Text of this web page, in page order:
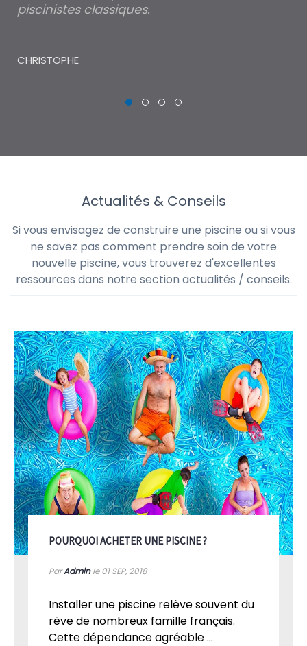
piscinistes classiques.
CHRISTOPHE
Actualités & Conseils
Si vous envisagez de construire une piscine ou si vous
ne savez pas comment prendre soin de votre
nouvelle piscine, vous trouverez d'excellentes
ressources dans notre section actualités / conseils.
POURQUOI ACHETER UNE PISCINE ?
ParAdminle 01SEP, 2018
Installer une piscine relève souvent du
rêve de nombreux famille français.
Cette dépendance agréable ...